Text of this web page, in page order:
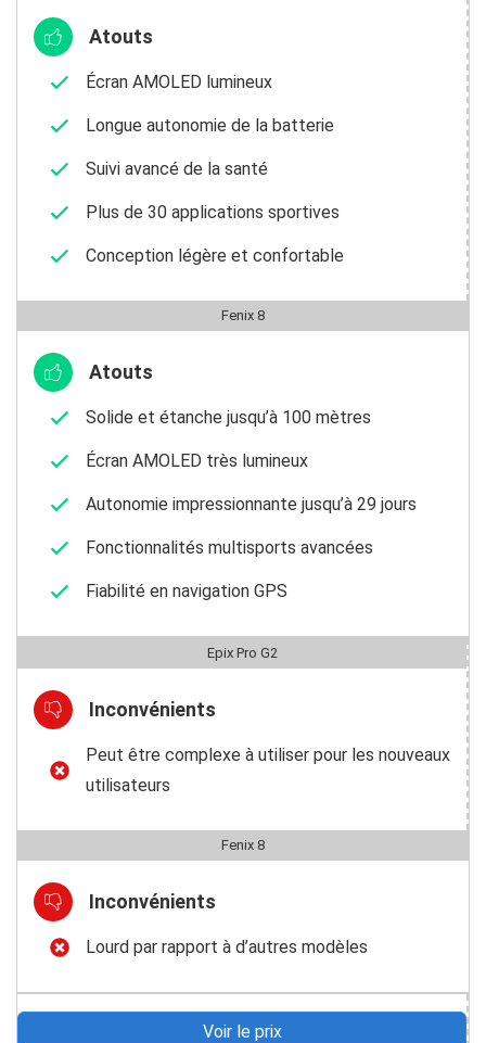
Atouts
Écran AMOLED lumineux
Longue autonomie de la batterie
Suivi avancé de la santé
Plus de 30 applications sportives
Conception légère et confortable
Fenix 8
Atouts
Solide et étanche jusqu’à 100 mètres
Écran AMOLED très lumineux
Autonomie impressionnante jusqu’à 29 jours
Fonctionnalités multisports avancées
Fiabilité en navigation GPS
Epix Pro G2
Inconvénients
Peut être complexe à utiliser pour les nouveaux
utilisateurs
Fenix 8
Inconvénients
Lourd par rapport à d’autres modèles
Voir le prix